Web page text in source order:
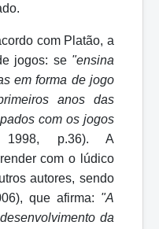
com Platão, a
jogos: se "ensina
em forma de jogo
anos das
com os jogos
p.36). A
com o lúdico
autores, sendo
que afirma: "A
da